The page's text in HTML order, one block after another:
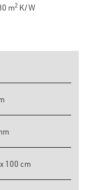
m2 K/W
100 cm